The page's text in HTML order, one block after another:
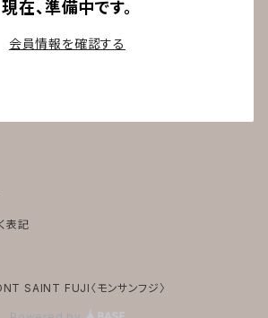
現在、準備中です。
会員情報を確認する
表記
SAINT FUJI〈モンサンフジ〉